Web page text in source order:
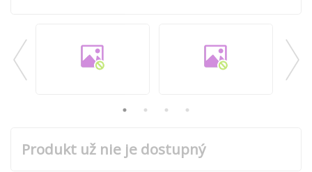
Produkt už nie je dostupný